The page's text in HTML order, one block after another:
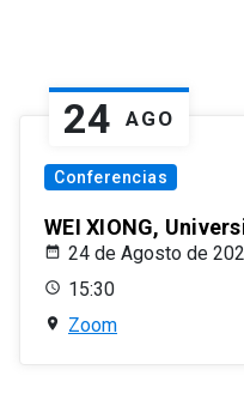
24 AGO
Conferencias
WEI XIONG,
24 de Agosto de
15:30
Zoom